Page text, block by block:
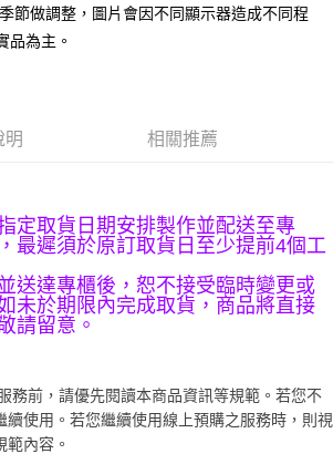
供，台灣大哥大用戶可立即使用無須另外申請。
分期」，訂單成立後會自動跳轉到大哥付的交易
通過狀況，表示未達大哥付你分期系統評分，恕無
，「大哥付你分期」於每月結算日後寄送繳費提
後，可選擇「超商條碼／台灣大直營門市／銀行轉
」等通路繳費。
股份有限公司」（以下簡稱本公司）所提供，讓
後，依約使用本公司帳單繳交帳款。
付你分期」之契約關係目的，商店將以您的個人
地址）提供予台灣大哥大進項蒐集、處理及利用，
期帳單所需資料之確認、核對及更正。
閱以下連結：
、不需綁卡、不需儲值。
，簡訊認證，即可結帳。
帳流程】
先享後付」後，將跳轉至「AFTEE先享後付」
並確認金額後，即可完成結帳。
將收到繳費通知簡訊。
14天內，點擊此簡訊中的連結，可透過四大超商／
方式進行付款，方視為交易完成。
當下不需立刻繳費，但若您需要取消訂單，請聯絡
先享後付 」之結帳頁面顯示為準，若有關於
取消欲退款等相關疑問，請聯繫「AFTEE先享後付
support/home
節做調整，圖片會因不同顯示器造成不同程
品為主。
明 相關推薦
定取貨日期安排製作並配送至專
最遲須於原訂取貨日至少提前4個工
送達專櫃後，恕不接受臨時變更或
未於期限內完成取貨，商品將直接
請留意。
務前，請優先閱讀本商品資訊等規範。若您不
續使用。若您繼續使用線上預購之服務時，則視
內容。